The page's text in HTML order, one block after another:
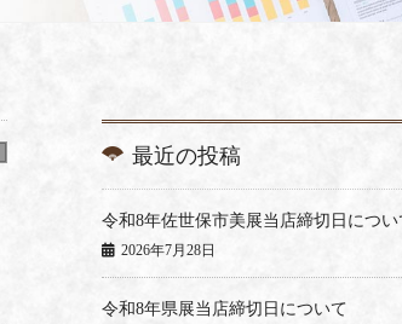
最近の投稿
令和8年佐世保市美展当店締切日につい
2026年7月28日
令和8年県展当店締切日について